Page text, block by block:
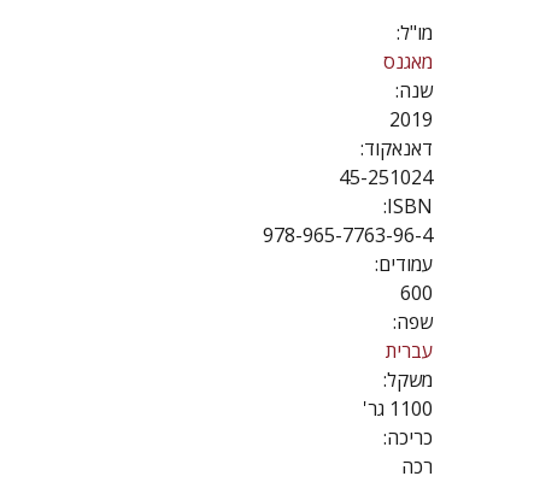
מו"ל:
מאגנס
שנה:
2019
דאנאקוד:
45-251024
ISBN:
978-965-7763-96-4
עמודים:
600
שפה:
עברית
משקל:
1100 גר'
כריכה:
רכה